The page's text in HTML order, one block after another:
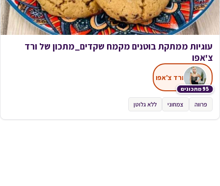
עוגיות ממתקת בוטנים מקמח שקדים_מתכון של ורד
צ'אפו
95 מתכונים
ורד צ'אפו
פרווה צמחוני ללא גלוטן